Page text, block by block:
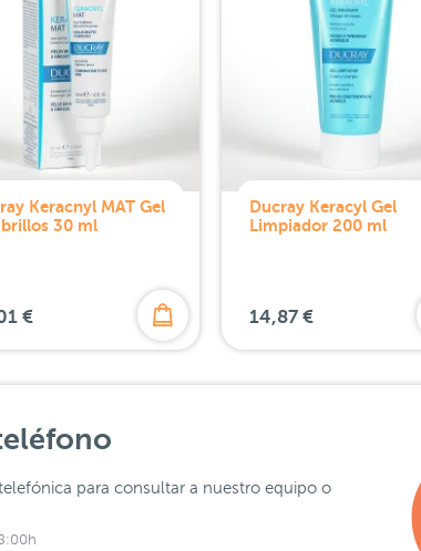
Keracnyl MAT Gel
30 ml
€
Ducray Keracyl Gel
Limpiador 200 ml
14,87 €
para consultar a nuestro equipo o